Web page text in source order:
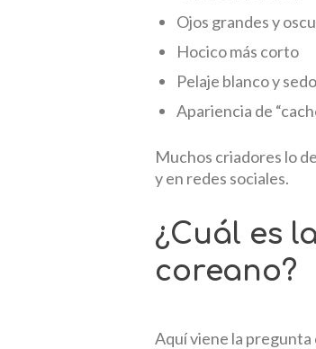
Ojos grandes y
Hocico más corto
Pelaje blanco y
Apariencia de
Muchos criadores lo
y en redes sociales.
¿Cuál es
coreano?
Aquí viene la pregunta